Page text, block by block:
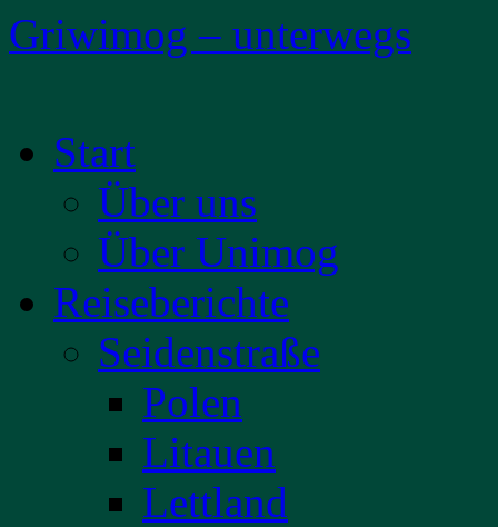
Griwimog – unterwegs
Inhalt
springenStart
Über uns
Über Unimog
Reiseberichte
Seidenstraße
Polen
Litauen
Lettland